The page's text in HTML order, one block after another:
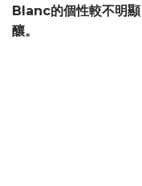
Blanc的個性較不明
釀。